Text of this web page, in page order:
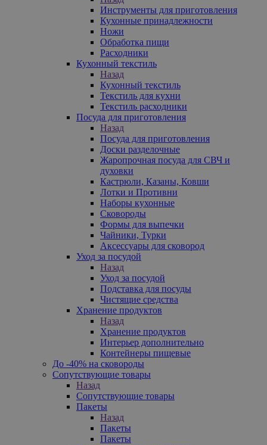
Инструменты для приготовления
Кухонные принадлежности
Ножи
Обработка пищи
Расходники
Кухонный текстиль
Назад
Кухонный текстиль
Текстиль для кухни
Текстиль расходники
Посуда для приготовления
Назад
Посуда для приготовления
Доски разделочные
Жаропрочная посуда для СВЧ и
духовки
Кастрюли, Казаны, Ковши
Лотки и Противни
Наборы кухонные
Сковороды
Формы для выпечки
Чайники, Турки
Аксессуары для сковород
Уход за посудой
Назад
Уход за посудой
Подставка для посуды
Чистящие средства
Хранение продуктов
Назад
Хранение продуктов
Интерьер дополнительно
Контейнеры пищевые
До -40% на сковороды
Сопутствующие товары
Назад
Сопутствующие товары
Пакеты
Назад
Пакеты
Пакеты